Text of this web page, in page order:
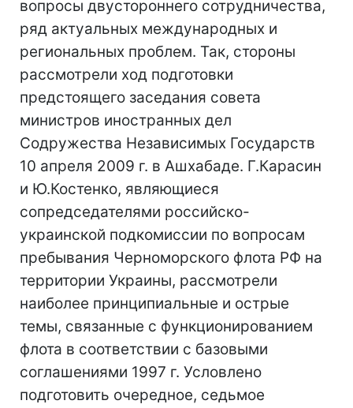
вопросы двустороннего сотрудничества,
ряд актуальных международных и
региональных проблем. Так, стороны
рассмотрели ход подготовки
предстоящего заседания совета
министров иностранных дел
Содружества Независимых Государств
10 апреля 2009 г. в Ашхабаде. Г.Карасин
и Ю.Костенко, являющиеся
сопредседателями российско-
украинской подкомиссии по вопросам
пребывания Черноморского флота РФ на
территории Украины, рассмотрели
наиболее принципиальные и острые
темы, связанные с функционированием
флота в соответствии с базовыми
соглашениями 1997 г. Условлено
подготовить очередное, седьмое